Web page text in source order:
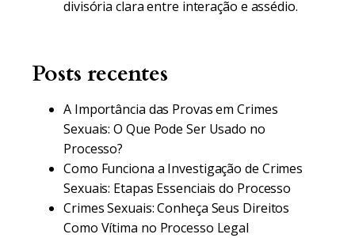
divisória clara entre interação e assédio.
Posts recentes
A Importância das Provas em Crimes
Sexuais: O Que Pode Ser Usado no
Processo?
Como Funciona a Investigação de Crimes
Sexuais: Etapas Essenciais do Processo
Crimes Sexuais: Conheça Seus Direitos
Como Vítima no Processo Legal